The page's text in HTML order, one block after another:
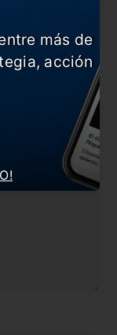
más de
acción